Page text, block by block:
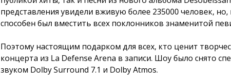
представления увидели вживую более 235000 человек,
способен был вместить всех поклонников знаменитой
Поэтому настоящим подарком для всех, кто ценит
концерта из La Defense Arena в записи. Шоу было снято
звуком Dolby Surround 7.1 и Dolby Atmos.